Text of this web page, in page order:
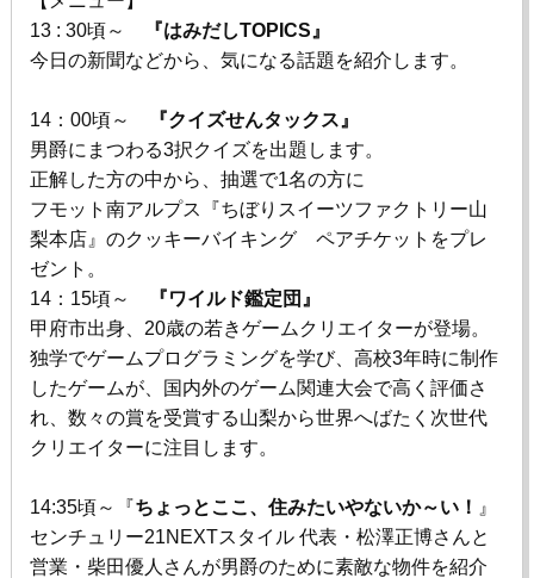
13 : 30頃～
『はみだしTOPICS』
今日の新聞などから、気になる話題を紹介します。
14：00頃～
『クイズせんタックス』
男爵にまつわる3択クイズを出題します。
正解した方の中から、抽選で1名の方に
フモット南アルプス『ちぼりスイーツファクトリー山
梨本店』のクッキーバイキング ペアチケットをプレ
ゼント。
14：15頃～
『ワイルド鑑定団』
甲府市出身、20歳の若きゲームクリエイターが登場。
独学でゲームプログラミングを学び、高校3年時に制作
したゲームが、国内外のゲーム関連大会で高く評価さ
れ、数々の賞を受賞する山梨から世界へばたく次世代
クリエイターに注目します。
14:35頃～『ちょっとここ、住みたいやないか～い！ 』
センチュリー21NEXTスタイル 代表・松澤正博さんと
営業・柴田優人さんが男爵のために素敵な物件を紹介